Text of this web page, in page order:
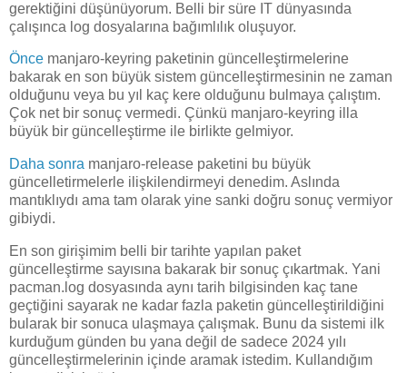
gerektiğini düşünüyorum. Belli bir süre IT dünyasında
çalışınca log dosyalarına bağımlılık oluşuyor.
Önce manjaro-keyring paketinin güncelleştirmelerine
bakarak en son büyük sistem güncelleştirmesinin ne zaman
olduğunu veya bu yıl kaç kere olduğunu bulmaya çalıştım.
Çok net bir sonuç vermedi. Çünkü manjaro-keyring illa
büyük bir güncelleştirme ile birlikte gelmiyor.
Daha sonra manjaro-release paketini bu büyük
güncelletirmelerle ilişkilendirmeyi denedim. Aslında
mantıklıydı ama tam olarak yine sanki doğru sonuç vermiyor
gibiydi.
En son girişimim belli bir tarihte yapılan paket
güncelleştirme sayısına bakarak bir sonuç çıkartmak. Yani
pacman.log dosyasında aynı tarih bilgisinden kaç tane
geçtiğini sayarak ne kadar fazla paketin güncelleştirildiğini
bularak bir sonuca ulaşmaya çalışmak. Bunu da sistemi ilk
kurduğum günden bu yana değil de sadece 2024 yılı
güncelleştirmelerinin içinde aramak istedim. Kullandığım